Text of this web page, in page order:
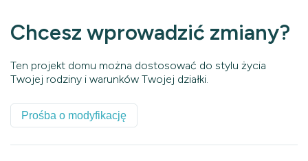
Chcesz wprowadzić zmiany?
Ten projekt domu można dostosować do stylu życia
Twojej rodziny i warunków Twojej działki.
Prośba o modyfikację